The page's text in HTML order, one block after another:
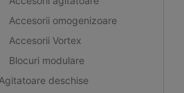
Accesorii omogenizoare
Accesorii Vortex
Blocuri modulare
Agitatoare deschise